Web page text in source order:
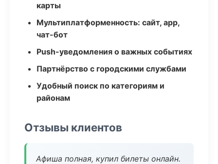
карты
Мультиплатформенность: сайт, app,
чат-бот
Push-уведомления о важных событиях
Партнёрство с городскими службами
Удобный поиск по категориям и
районам
Отзывы клиентов
Афиша полная, купил билеты онлайн.